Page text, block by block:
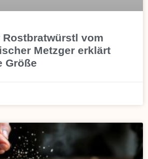
Rostbratwürstl vom
Metzger erklärt
Größe